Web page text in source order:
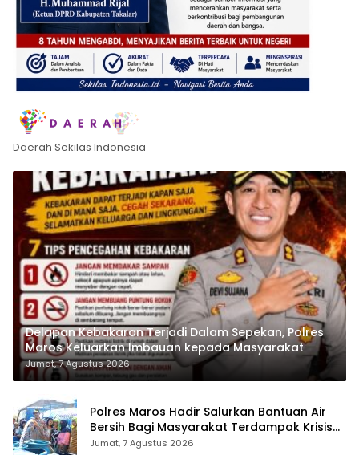
Daerah Sekilas Indonesia
Delapan Kebakaran Terjadi Dalam Sepekan, Polres
Maros Keluarkan Imbauan kepada Masyarakat
Jumat, 7 Agustus 2026
Polres Maros Hadir Salurkan Bantuan Air
Bersih Bagi Masyarakat Terdampak Krisis
Air Bersih Di Maros
Jumat, 7 Agustus 2026